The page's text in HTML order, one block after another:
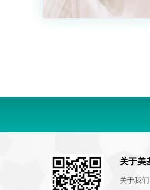
关于美
关于我们